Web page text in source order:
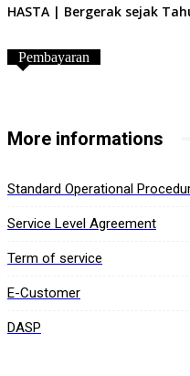
HASTA | Bergerak sejak
Pembayaran
More informations
Standard Operational
Service Level Agreement
Term of service
E-Customer
DASP